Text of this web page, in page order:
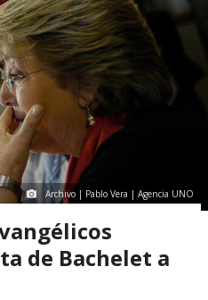
Archivo | Pablo Vera | Agencia UNO
de Bachelet a